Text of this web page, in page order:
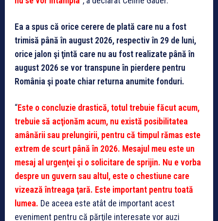
Ea a spus că orice cerere de plată care nu a fost
trimisă până în august 2026, respectiv în 29 de luni,
orice jalon şi ţintă care nu au fost realizate până în
august 2026 se vor transpune în pierdere pentru
România şi poate chiar returna anumite fonduri.
“Este o concluzie drastică, totul trebuie făcut acum,
trebuie să acţionăm acum, nu există posibilitatea
amânării sau prelungirii, pentru că timpul rămas este
extrem de scurt până în 2026. Mesajul meu este un
mesaj al urgenţei şi o solicitare de sprijin. Nu e vorba
despre un guvern sau altul, este o chestiune care
vizează întreaga ţară. Este important pentru toată
lumea. De aceea este atât de important acest
eveniment pentru că părţile interesate vor auzi